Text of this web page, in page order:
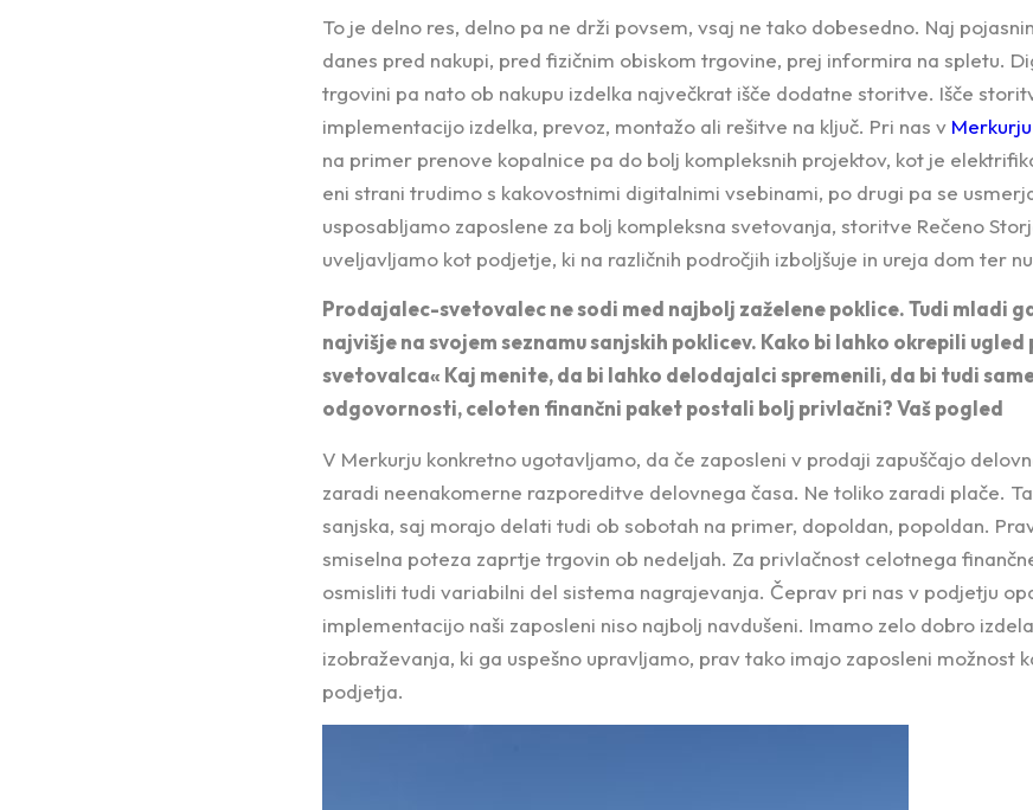
To je delno res, delno pa ne drži povsem, vsaj ne tako dobesedno. Naj
danes pred nakupi, pred fizičnim obiskom trgovine, prej informira na spletu.
trgovini pa nato ob nakupu izdelka največkrat išče dodatne storitve. Išče
implementacijo izdelka, prevoz, montažo ali rešitve na ključ. Pri nas v Merkurju
na primer prenove kopalnice pa do bolj kompleksnih projektov, kot je
eni strani trudimo s kakovostnimi digitalnimi vsebinami, po drugi pa se
usposabljamo zaposlene za bolj kompleksna svetovanja, storitve Rečeno
uveljavljamo kot podjetje, ki na različnih področjih izboljšuje in ureja dom ter
Prodajalec-svetovalec ne sodi med najbolj zaželene poklice. Tudi mladi
najvišje na svojem seznamu sanjskih poklicev. Kako bi lahko okrepili
svetovalca« Kaj menite, da bi lahko delodajalci spremenili, da bi tudi
odgovornosti, celoten finančni paket postali bolj privlačni? Vaš pogled
V Merkurju konkretno ugotavljamo, da če zaposleni v prodaji zapuščajo
zaradi neenakomerne razporeditve delovnega časa. Ne toliko zaradi plače.
sanjska, saj morajo delati tudi ob sobotah na primer, dopoldan, popoldan.
smiselna poteza zaprtje trgovin ob nedeljah. Za privlačnost celotnega
osmisliti tudi variabilni del sistema nagrajevanja. Čeprav pri nas v podjetju
implementacijo naši zaposleni niso najbolj navdušeni. Imamo zelo dobro
izobraževanja, ki ga uspešno upravljamo, prav tako imajo zaposleni možnost
podjetja.